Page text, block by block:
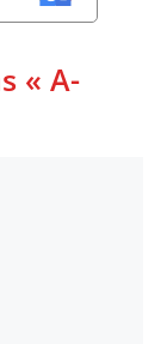
« A-